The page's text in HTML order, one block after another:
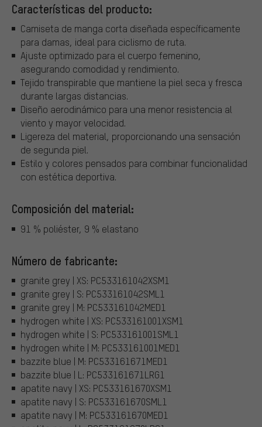
Características del producto:
Camiseta de manga corta diseñada específicamente
para damas, ideal para ciclismo de ruta.
Ajuste optimizado para el cuerpo femenino,
asegurando comodidad y rendimiento.
Tejido transpirable que mantiene la piel seca y fresca
durante largas distancias.
Diseño aerodinámico para una menor resistencia al
viento y mayor velocidad.
Ligereza del material, proporcionando una sensación
de segunda piel.
Estilo y colores pensados para combinar funcionalidad
con estética deportiva.
Composición del material:
91 % poliéster, 9 % elastano
Número de fabricante:
granite grey | XS: PC533161042XSM1
granite grey | S: PC533161042SML1
granite grey | M: PC533161042MED1
hydrogen white | XS: PC533161001XSM1
hydrogen white | S: PC533161001SML1
hydrogen white | M: PC533161001MED1
bazzite blue | M: PC533161671MED1
bazzite blue | L: PC533161671LRG1
apatite navy | XS: PC533161670XSM1
apatite navy | S: PC533161670SML1
apatite navy | M: PC533161670MED1